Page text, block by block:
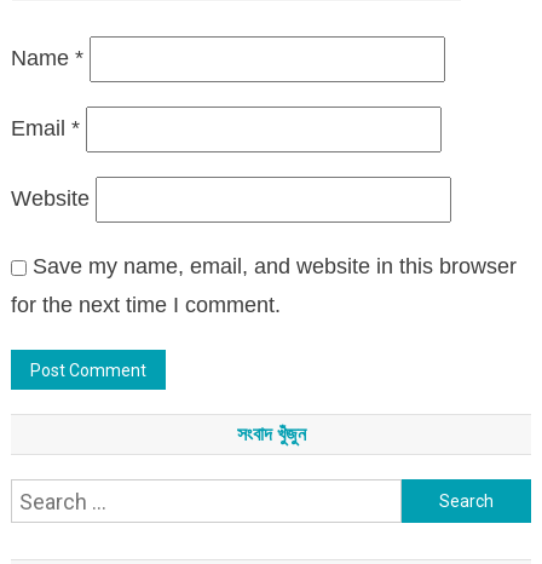
Name *
Email *
Website
Save my name, email, and website in this browser
for the next time I comment.
সংবাদ খুঁজুন
Search